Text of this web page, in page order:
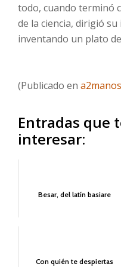
todo, cuando terminó
de la ciencia, dirigió
inventando un plato de
(Publicado en a2manos
Entradas que
interesar:
Besar, del latín basiare
Con quién te despiertas